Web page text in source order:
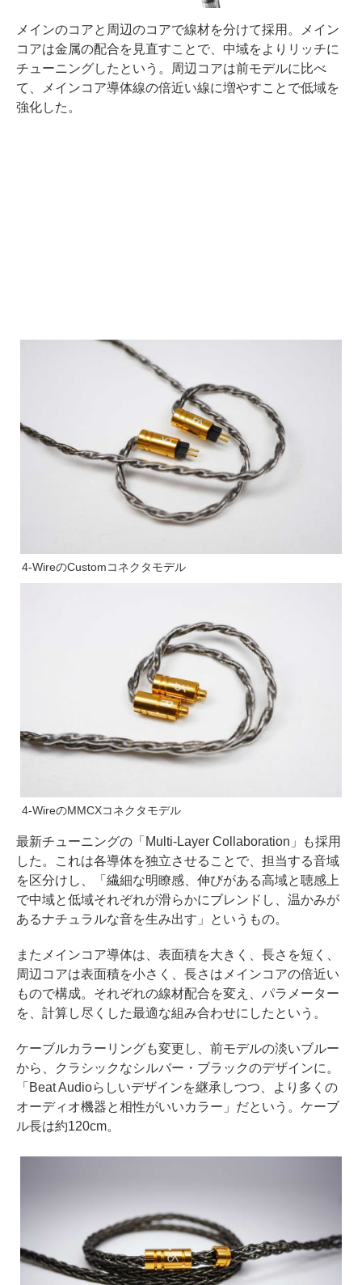
メインのコアと周辺のコアで線材を分けて採用。メイン
コアは金属の配合を見直すことで、中域をよりリッチに
チューニングしたという。周辺コアは前モデルに比べ
て、メインコア導体線の倍近い線に増やすことで低域を
強化した。
4-WireのCustomコネクタモデル
4-WireのMMCXコネクタモデル
最新チューニングの「Multi-Layer Collaboration」も採用
した。これは各導体を独立させることで、担当する音域
を区分けし、「繊細な明瞭感、伸びがある高域と聴感上
で中域と低域それぞれが滑らかにブレンドし、温かみが
あるナチュラルな音を生み出す」というもの。
またメインコア導体は、表面積を大きく、長さを短く、
周辺コアは表面積を小さく、長さはメインコアの倍近い
もので構成。それぞれの線材配合を変え、パラメーター
を、計算し尽くした最適な組み合わせにしたという。
ケーブルカラーリングも変更し、前モデルの淡いブルー
から、クラシックなシルバー・ブラックのデザインに。
「Beat Audioらしいデザインを継承しつつ、より多くの
オーディオ機器と相性がいいカラー」だという。ケーブ
ル長は約120cm。